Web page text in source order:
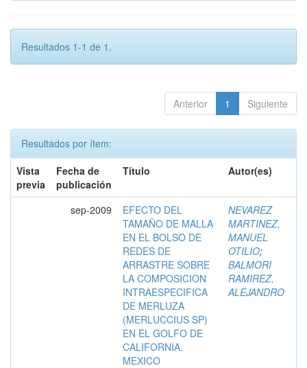
Resultados 1-1 de 1.
Anterior 1 Siguiente
Resultados por ítem:
Vista
previa
Fecha de
publicación
Título Autor(es)
sep-2009
EFECTO DEL
TAMAÑO DE MALLA
EN EL BOLSO DE
REDES DE
ARRASTRE SOBRE
LA COMPOSICION
INTRAESPECIFICA
DE MERLUZA
(MERLUCCIUS SP)
EN EL GOLFO DE
CALIFORNIA,
MEXICO
NEVAREZ
MARTINEZ,
MANUEL
OTILIO;
BALMORI
RAMIREZ,
ALEJANDRO